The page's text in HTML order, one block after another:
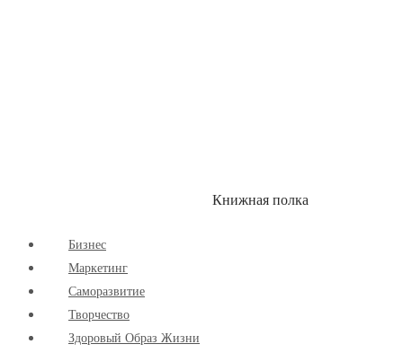
Книжная полка
Бизнес
Маркетинг
Cаморазвитие
Творчество
Здоровый Образ Жизни